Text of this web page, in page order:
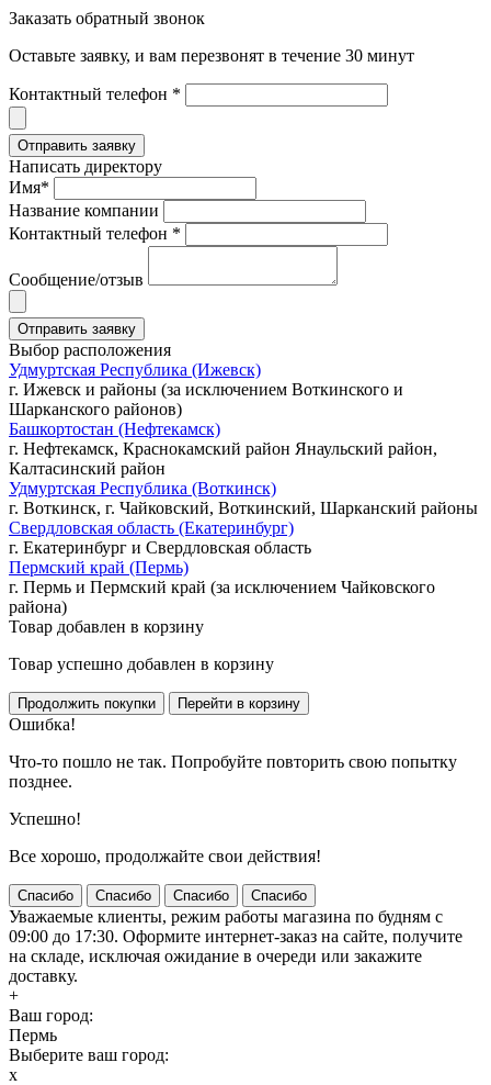
Заказать обратный звонок
Оставьте заявку, и вам перезвонят в течение 30 минут
Контактный телефон *
Написать директору
Имя*
Название компании
Контактный телефон *
Сообщение/отзыв
Выбор расположения
Удмуртская Республика (Ижевск)
г. Ижевск и районы (за исключением Воткинского и
Шарканского районов)
Башкортостан (Нефтекамск)
г. Нефтекамск, Краснокамский район Янаульский район,
Калтасинский район
Удмуртская Республика (Воткинск)
г. Воткинск, г. Чайковский, Воткинский, Шарканский районы
Свердловская область (Екатеринбург)
г. Екатеринбург и Свердловская область
Пермский край (Пермь)
г. Пермь и Пермский край (за исключением Чайковского
района)
Товар добавлен в корзину
Товар успешно добавлен в корзину
Ошибка!
Что-то пошло не так. Попробуйте повторить свою попытку
позднее.
Успешно!
Все хорошо, продолжайте свои действия!
Спасибо Спасибо Спасибо Спасибо
Уважаемые клиенты, режим работы магазина по будням с
09:00 до 17:30. Оформите интернет-заказ на сайте, получите
на складе, исключая ожидание в очереди или закажите
доставку.
+
Ваш город:
Пермь
Выберите ваш город:
x